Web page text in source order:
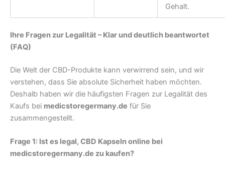
Gehalt.
Ihre Fragen zur Legalität – Klar und deutlich beantwortet
(FAQ)
Die Welt der CBD-Produkte kann verwirrend sein, und wir
verstehen, dass Sie absolute Sicherheit haben möchten.
Deshalb haben wir die häufigsten Fragen zur Legalität des
Kaufs bei medicstoregermany.de für Sie
zusammengestellt.
Frage 1: Ist es legal, CBD Kapseln online bei
medicstoregermany.de zu kaufen?